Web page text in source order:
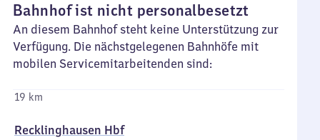
Bahnhof ist nicht personalbesetzt
An diesem Bahnhof steht keine Unterstützung zur
Verfügung. Die nächstgelegenen Bahnhöfe mit
mobilen Servicemitarbeitenden sind:
19 km
Recklinghausen Hbf